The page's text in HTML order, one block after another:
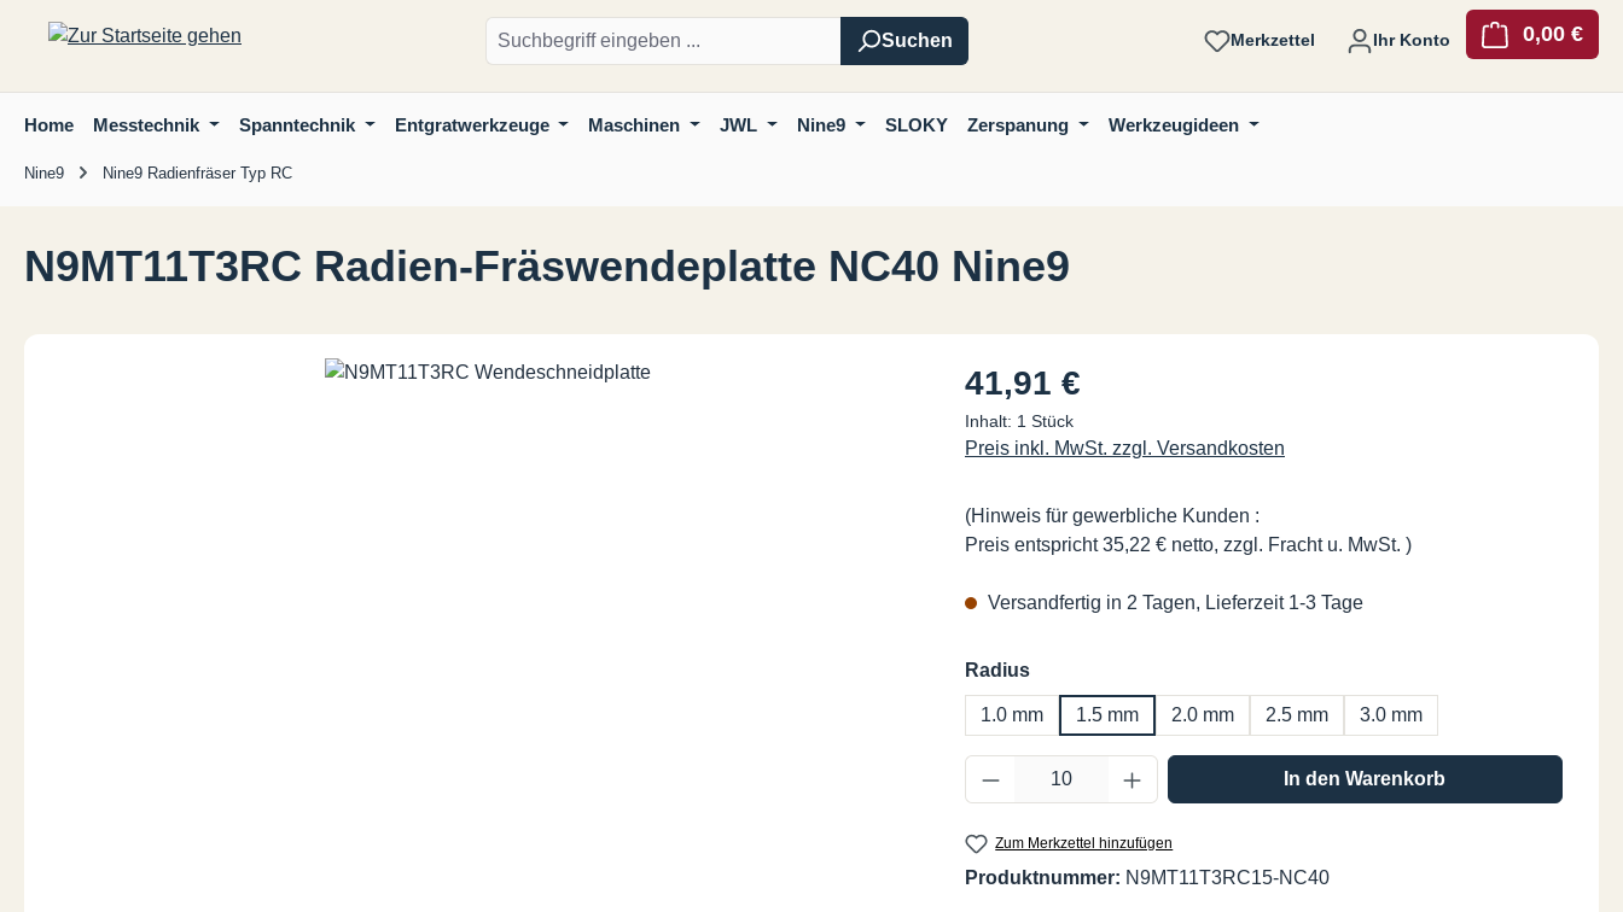
Hauptinhalt springen
Zur Suche springen
Zur Hauptnavigation springen
Suchen Merkzettel Ihr Konto 0,00 €
Home Messtechnik Spanntechnik Entgratwerkzeuge Maschinen JWL Nine9 SLOKY Zerspanung Werkzeugideen
Nine9 Nine9 Radienfräser Typ RC
N9MT11T3RC Radien-Fräswendeplatte NC40 Nine9
Regulärer Preis:
41,91 €
Inhalt: 1 Stück
Preis inkl. MwSt. zzgl. Versandkosten
(Hinweis für gewerbliche Kunden :
Preis entspricht 35,22 € netto, zzgl. Fracht u. MwSt. )
Versandfertig in 2 Tagen, Lieferzeit 1-3 Tage
Radiusauswählen
1.0 mm 1.5 mm 2.0 mm 2.5 mm 3.0 mm
Produkt Anzahl: Gib den gewünschten Wert ein
In den Warenkorb
Zum Merkzettel hinzufügen
Produktnummer: N9MT11T3RC15-NC40